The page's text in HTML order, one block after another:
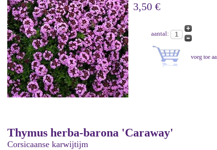
3,50 €
aantal:
Thymus herba-barona 'Caraway'
Corsicaanse karwijtijm